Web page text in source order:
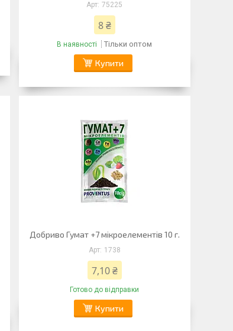
75225
8 ₴
В наявності Тільки оптом
Купити
Добриво Гумат +7 мікроелементів 10 г.
1738
7,10 ₴
Готово до відправки
Купити